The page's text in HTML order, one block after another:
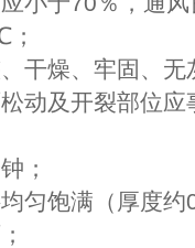
干燥、牢固、无
动及开裂部位应
；
匀饱满（厚度约